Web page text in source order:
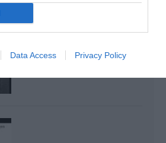
Data Access Privacy Policy
CIEL : ROGER SOMMER
PERMET LE SACRE...